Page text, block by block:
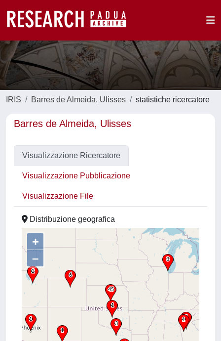
IRIS Barres de Almeida, Ulisses statistiche ricercatore
Barres de Almeida, Ulisses
Visualizzazione Ricercatore
Visualizzazione Pubblicazione
Visualizzazione File
Distribuzione geografica
+
–